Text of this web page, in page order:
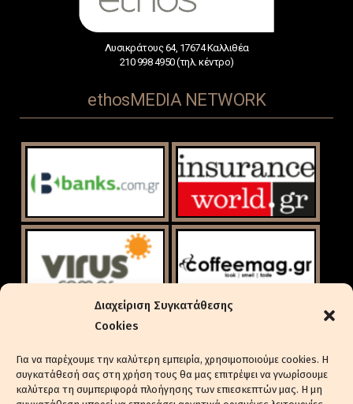
Διαχείριση Συγκατάθεσης
Cookies
Για να παρέχουμε την καλύτερη εμπειρία, χρησιμοποιούμε cookies. Η
συγκατάθεσή σας στη χρήση τους θα μας επιτρέψει να γνωρίσουμε
καλύτερα τη συμπεριφορά πλοήγησης των επιεσκεπτών μας. Η μη
Λυσικράτους 64, 17674 Καλλιθέα
210 998 4950 (τηλ. κέντρο)
ethosMEDIA NETWORK